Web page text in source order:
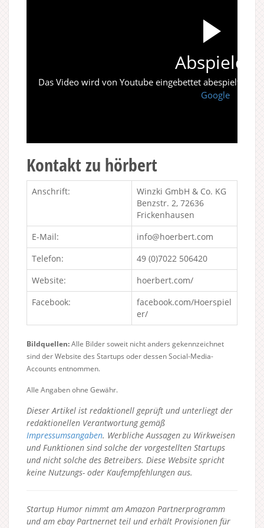
Abspielen
Das Video wird von Youtube eingebettet abespielt. Es
Google
Kontakt zu hörbert
Anschrift:
Winzki GmbH & Co. KG
Benzstr. 2, 72636
Frickenhausen
E-Mail:
info@hoerbert.com
Telefon:
49 (0)7022 506420
Website:
hoerbert.com/
Facebook:
facebook.com/Hoerspiel
er/
Bildquellen:Alle Bilder soweit nicht anders gekennzeichnet
sind der Website des Startups oder dessen Social-Media-
Accounts entnommen.
Alle Angaben ohne Gewähr.
Dieser Artikel ist redaktionell geprüft und unterliegt der
redaktionellen Verantwortung gemäß
Impressumsangaben. Werbliche Aussagen zu Wirkweisen
und Funktionen sind solche der vorgestellten Startups
und nicht solche des Betreibers. Diese Website spricht
keine Nutzungs- oder Kaufempfehlungen aus.
Startup Humor nimmt am Amazon Partnerprogramm
und am ebay Partnernet teil und erhält Provisionen für